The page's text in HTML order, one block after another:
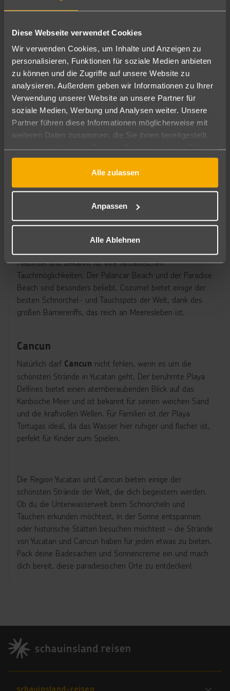
Diese Webseite verwendet Cookies
Wir verwenden Cookies, um Inhalte und Anzeigen zu
personalisieren, Funktionen für soziale Medien anbieten
zu können und die Zugriffe auf unsere Website zu
analysieren. Außerdem geben wir Informationen zu Ihrer
Verwendung unserer Website an unsere Partner für
soziale Medien, Werbung und Analysen weiter. Unsere
Partner führen diese Informationen möglicherweise mit
weiteren Daten zusammen, die Sie ihnen bereitgestellt
gesammelt haben.
Alle zulassen
Anpassen
Alle Ablehnen
idyllischeIsla Mujeres. Der Playa Norte auf dieser Insel
flache Wasser ist perfekt zum Schwimmen und
Schnorcheln geeignet. Die entspannte Atmosphäre und
die malerischen Sonnenuntergänge machen Isla Mujeres
zu einem unvergesslichen Erlebnis.
Akumal
Akumal, was in der Maya-Sprache "Ort der Schildkröten"
bedeutet, ist ein Paradies für Schnorchelfans. In der Bucht
von Akumal kannst du mit Meeresschildkröten
schwimmen, die hier in ihrem natürlichen Lebensraum
leben. Der Strand selbst ist ruhig und weniger überlaufen
als andere Strände in der Region, ideal für einen
Halbinsel und bekannt für ihre fantastischen
Tauchmöglichkeiten. Der Palancar Beach und der Paradise
Beach sind besonders beliebt. Cozumel bietet einige der
besten Schnorchel- und Tauchspots der Welt, dank des
großen Barriereriffs, das reich an Meeresleben ist.
Cancun
Natürlich darf Cancun nicht fehlen, wenn es um die
schönsten Strände in Yucatan geht. Der berühmte Playa
Delfines bietet einen atemberaubenden Blick auf das
Karibische Meer und ist bekannt für seinen weichen Sand
und die kraftvollen Wellen. Für Familien ist der Playa
Tortugas ideal, da das Wasser hier ruhiger und flacher ist,
perfekt für Kinder zum Spielen.
Die Region Yucatan und Cancun bieten einige der
schönsten Strände der Welt, die dich begeistern werden.
Ob du die Unterwasserwelt beim Schnorcheln und
Tauchen erkunden möchtest, in der Sonne entspannen
oder historische Stätten besuchen möchtest – die Strände
von Yucatan und Cancun haben für jeden etwas zu bieten.
Pack deine Badesachen und Sonnencreme ein und mach
dich bereit, diese paradiesischen Orte zu entdecken!